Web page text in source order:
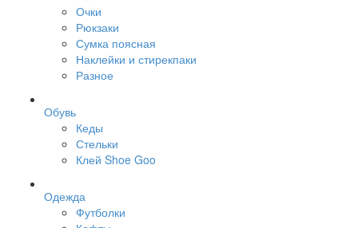
Очки
Рюкзаки
Сумка поясная
Наклейки и стирекпаки
Разное
Обувь
Кеды
Стельки
Клей Shoe Goo
Одежда
Футболки